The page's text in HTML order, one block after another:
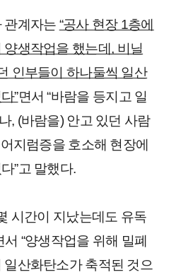
관계자는 “공사 현장 1층에
생작업을 했는데, 비닐
인부들이 하나둘씩 일산
”면서 “바람을 등지고 일
, (바람을) 안고 있던 사람
지럼증을 호소해 현장에
”고 말했다.
시간이 지났는데도 유독
“양생작업을 위해 밀폐
산화탄소가 축적된 것으